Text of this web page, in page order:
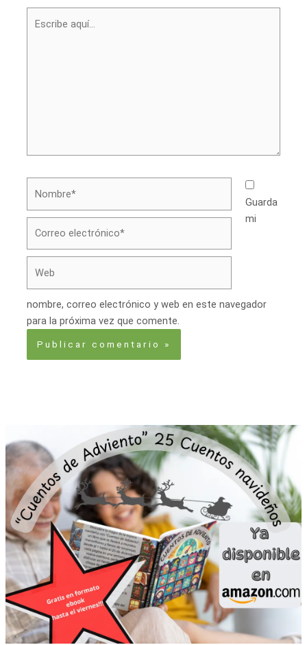
aquí...
Guarda
mi
nombre, correo electrónico y web en este navegador
para la próxima vez que comente.